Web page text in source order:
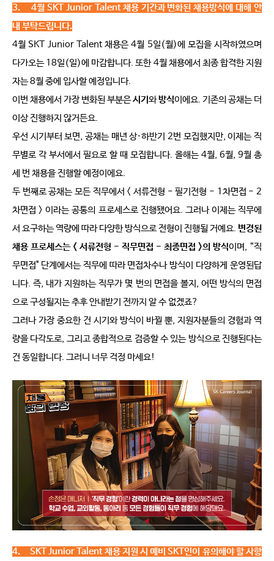
3. 4월 SKT Junior Talent 채용 기간과 변화된 채용방식에 대해 안
내 부탁드립니다.
4월 SKT Junior Talent 채용은 4월 5일(월)에 모집을 시작하였으며
다가오는 18일(일)에 마감합니다. 또한 4월 채용에서 최종 합격한 지원
자는 8월 중에 입사할 예정입니다.
이번 채용에서 가장 변화된 부분은 시기 와 방식이에요. 기존의 공채는 더
이상 진행하지 않거든요.
우선 시기부터 보면, 공채는 매년 상·하반기 2번 모집했지만, 이제는 직
무별로 각 부서에서 필요로 할 때 모집합니다. 올해는 4월, 6월, 9월 총
세 번 채용을 진행할 예정이에요.
두 번째로 공채는 모든 직무에서 < 서류전형 - 필기전형 - 1 차면접 - 2
차면접 > 이라는 공통의 프로세스로 진행됐어요. 그러나 이제는 직무에
서 요구하는 역량에 따라 다양한 방식으로 전형이 진행될 거예요. 변경된
채용 프로세스는 < 서류전형 - 직무면접 - 최종면접 >의 방식이며, “직
무면접" 단계에서는 직무에 따라 면접차수나 방식이 다양하게 운영된답
니다. 즉, 내가 지원하는 직무가 몇 번의 면접을 볼지 , 어떤 방식의 면접
으로 구성될지는 추후 안내받기 전까지 알 수 없겠죠?
그러나 가장 중요한 건 시기와 방식이 바뀔 뿐, 지원자분들의 경험과 역
량을 다각도로, 그리고 종합적으로 검증할 수 있는 방식으로 진행된다는
건 동일합니다. 그러니 너무 걱정 마세요!
4. SKT Junior Talent 채용 지원 시 예비 SKT인이 유의해야 할 사항